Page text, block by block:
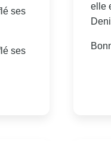
ses
ses
elle